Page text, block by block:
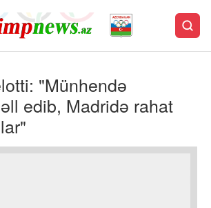
"Münhendə
edib, Madridə rahat